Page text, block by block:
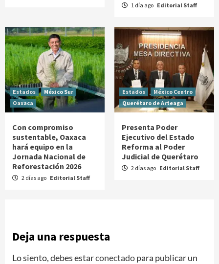
1 día ago Editorial Staff
Estados
México Sur
Oaxaca
Con compromiso
sustentable, Oaxaca
hará equipo en la
Jornada Nacional de
Reforestación 2026
2 días ago Editorial Staff
Estados
México Centro
Querétaro de Arteaga
Presenta Poder
Ejecutivo del Estado
Reforma al Poder
Judicial de Querétaro
2 días ago Editorial Staff
Deja una respuesta
Lo siento, debes estarconectadopara publicar un